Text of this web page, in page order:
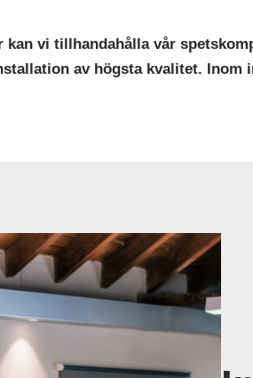
vi tillhandahålla vår
av högsta kvalitet. Inom